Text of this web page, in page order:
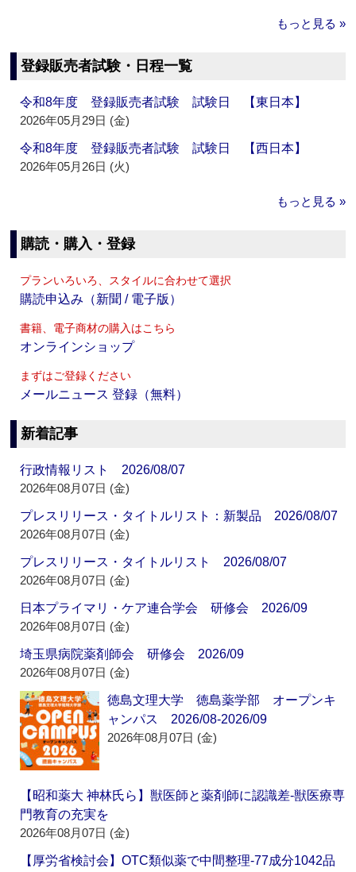
もっと見る »
登録販売者試験・日程一覧
令和8年度 登録販売者試験 試験日 【東日本】
2026年05月29日 (金)
令和8年度 登録販売者試験 試験日 【西日本】
2026年05月26日 (火)
もっと見る »
購読・購入・登録
プランいろいろ、スタイルに合わせて選択
購読申込み（新聞 / 電子版）
書籍、電子商材の購入はこちら
オンラインショップ
まずはご登録ください
メールニュース 登録（無料）
新着記事
行政情報リスト 2026/08/07
2026年08月07日 (金)
プレスリリース・タイトルリスト：新製品 2026/08/07
2026年08月07日 (金)
プレスリリース・タイトルリスト 2026/08/07
2026年08月07日 (金)
日本プライマリ・ケア連合学会 研修会 2026/09
2026年08月07日 (金)
埼玉県病院薬剤師会 研修会 2026/09
2026年08月07日 (金)
徳島文理大学 徳島薬学部 オープンキ
ャンパス 2026/08-2026/09
2026年08月07日 (金)
【昭和薬大 神林氏ら】獣医師と薬剤師に認識差‐獣医療専
門教育の充実を
2026年08月07日 (金)
【厚労省検討会】OTC類似薬で中間整理‐77成分1042品